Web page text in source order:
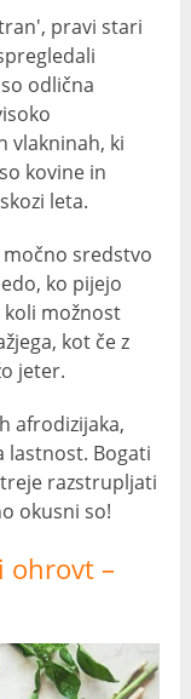
pravi stari
odlična
vlakninah, ki
kovine in
leta.
sredstvo
ko pijejo
možnost
kot če z
jeter.
afrodizijaka,
lastnost. Bogati
razstrupljati
okusni so!
ohrovt –